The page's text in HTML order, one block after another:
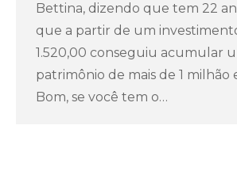
Bettina, dizendo que tem 22
que a partir de um
1.520,00 conseguiu acumular
patrimônio de mais de 1 milhão
Bom, se você tem o…